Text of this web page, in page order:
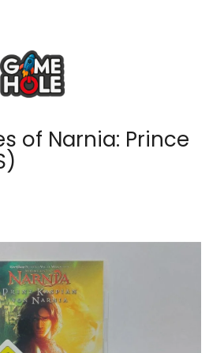
of Narnia: Prince